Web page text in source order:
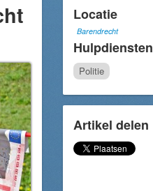
Locatie
Barendrecht
Hulpdiensten
Politie
Artikel delen